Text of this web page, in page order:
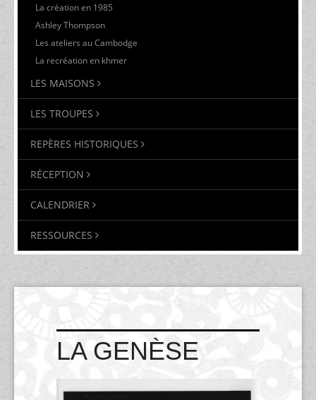
La création en 1985
Ashley Thompson
Les ateliers au Cambodge
La recréation en khmer
LES MAISONS
LES TROUPES
REPÈRES HISTORIQUES
RÉCEPTION
CALENDRIER
RESSOURCES
LA GENÈSE